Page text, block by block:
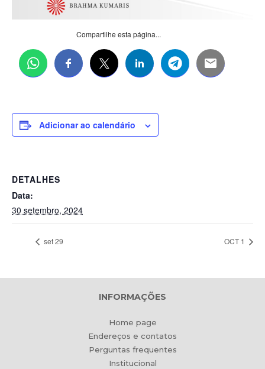
Compartilhe esta página...
Adicionar ao calendário
DETALHES
Data:
30 setembro, 2024
set 29 OCT 1
INFORMAÇÕES
Home page
Endereços e contatos
Perguntas frequentes
Institucional